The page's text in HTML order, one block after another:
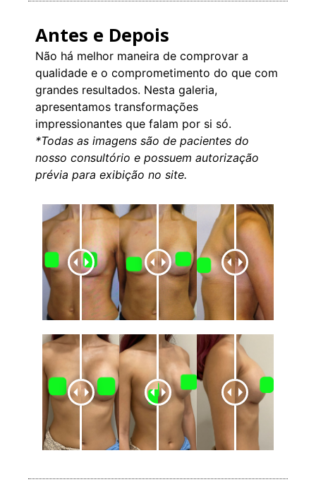
Antes e Depois
Não há melhor maneira de comprovar a
qualidade e o comprometimento do que com
grandes resultados. Nesta galeria,
apresentamos transformações
impressionantes que falam por si só.
*Todas as imagens são de pacientes do
nosso consultório e possuem autorização
prévia para exibição no site.